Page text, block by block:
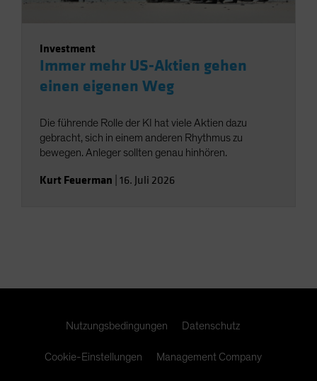
Investment
Immer mehr US-Aktien gehen
einen eigenen Weg
Die führende Rolle der KI hat viele Aktien dazu
gebracht, sich in einem anderen Rhythmus zu
bewegen. Anleger sollten genau hinhören.
Kurt Feuerman 16. Juli 2026
Nutzungsbedingungen Datenschutz
Cookie-Einstellungen Management Company